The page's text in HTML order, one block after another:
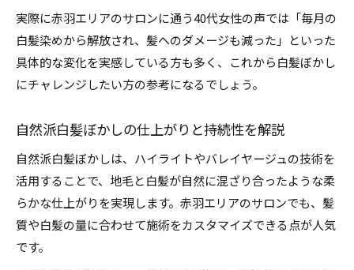
実際に赤羽エリアのサロンに通う40代女性の声では「毎月の
白髪染めから解放され、髪へのダメージも減った」といった
具体的な変化を実感している方も多く、これから白髪ぼかし
にチャレンジしたい方の参考になるでしょう。
自然派白髪ぼかしの仕上がりと持続性を解説
自然派白髪ぼかしは、ハイライトやバレイヤージュの技術を
活用することで、地毛と白髪が自然に混ざり合ったような柔
らかな仕上がりを実現します。赤羽エリアのサロンでも、髪
質や白髪の量に合わせて施術をカスタマイズできる点が人気
です。